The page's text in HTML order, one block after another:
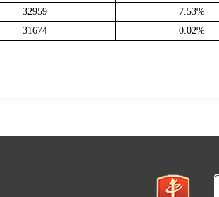
32959 7.53%
31674 0.02%